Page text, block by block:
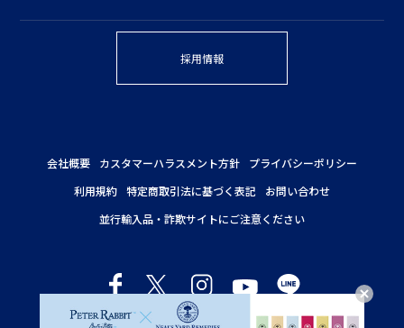
採用情報
会社概要 カスタマーハラスメント方針
プライバシーポリシー
利用規約 特定商取引法に基づく表記
お問い合わせ
並行輸入品・詐欺サイトにご注意ください